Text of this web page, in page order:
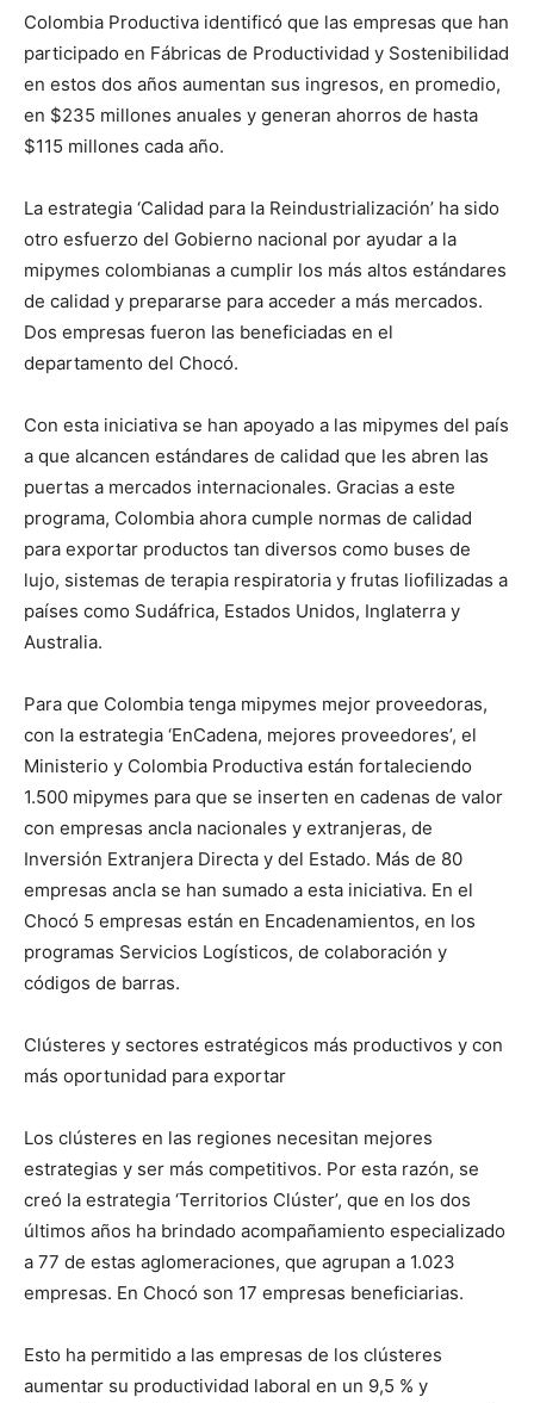
Colombia Productiva identificó que las empresas que han
participado en Fábricas de Productividad y Sostenibilidad
en estos dos años aumentan sus ingresos, en promedio,
en $235 millones anuales y generan ahorros de hasta
$115 millones cada año.
La estrategia ‘Calidad para la Reindustrialización’ ha sido
otro esfuerzo del Gobierno nacional por ayudar a la
mipymes colombianas a cumplir los más altos estándares
de calidad y prepararse para acceder a más mercados.
Dos empresas fueron las beneficiadas en el
departamento del Chocó.
Con esta iniciativa se han apoyado a las mipymes del país
a que alcancen estándares de calidad que les abren las
puertas a mercados internacionales. Gracias a este
programa, Colombia ahora cumple normas de calidad
para exportar productos tan diversos como buses de
lujo, sistemas de terapia respiratoria y frutas liofilizadas a
países como Sudáfrica, Estados Unidos, Inglaterra y
Australia.
Para que Colombia tenga mipymes mejor proveedoras,
con la estrategia ‘EnCadena, mejores proveedores’, el
Ministerio y Colombia Productiva están fortaleciendo
1.500 mipymes para que se inserten en cadenas de valor
con empresas ancla nacionales y extranjeras, de
Inversión Extranjera Directa y del Estado. Más de 80
empresas ancla se han sumado a esta iniciativa. En el
Chocó 5 empresas están en Encadenamientos, en los
programas Servicios Logísticos, de colaboración y
códigos de barras.
Clústeres y sectores estratégicos más productivos y con
más oportunidad para exportar
Los clústeres en las regiones necesitan mejores
estrategias y ser más competitivos. Por esta razón, se
creó la estrategia ‘Territorios Clúster’, que en los dos
últimos años ha brindado acompañamiento especializado
a 77 de estas aglomeraciones, que agrupan a 1.023
empresas. En Chocó son 17 empresas beneficiarias.
Esto ha permitido a las empresas de los clústeres
aumentar su productividad laboral en un 9,5 % y